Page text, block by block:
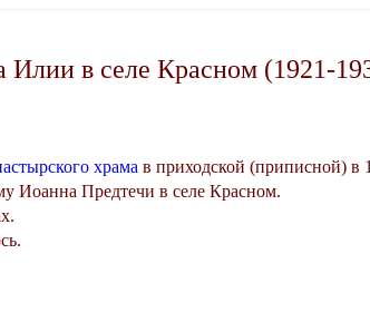
в селе Красном (1921-
храма в приходской (приписной) в
Иоанна Предтечи в селе Красном.